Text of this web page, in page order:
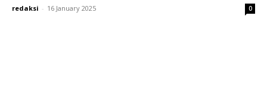
redaksi - 16 January 2025 0